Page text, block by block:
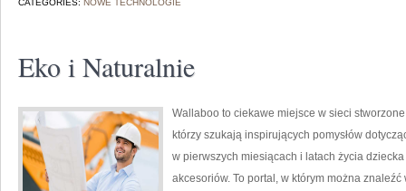
CATEGORIES: NOWE TECHNOLOGIE
Eko i Naturalnie
Wallaboo to ciekawe miejsce w sieci
którzy szukają inspirujących pomysłów
w pierwszych miesiącach i latach życia
akcesoriów. To portal, w którym można